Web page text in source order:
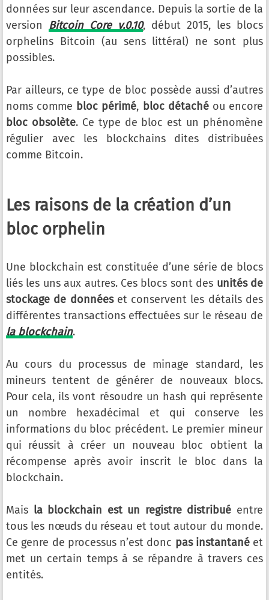
données sur leur ascendance. Depuis la sortie de la
version Bitcoin Core v.0.10, début 2015, les blocs
orphelins Bitcoin (au sens littéral) ne sont plus
possibles.
Par ailleurs, ce type de bloc possède aussi d’autres
noms comme bloc périmé, bloc détachéou encore
bloc obsolète. Ce type de bloc est un phénomène
régulier avec les blockchains dites distribuées
comme Bitcoin.
Les raisons de la création d’un
bloc orphelin
Une blockchain est constituée d’une série de blocs
liés les uns aux autres. Ces blocs sont des unités de
stockage de donnéeset conservent les détails des
différentes transactions effectuées sur le réseau de
la blockchain.
Au cours du processus de minage standard, les
mineurs tentent de générer de nouveaux blocs.
Pour cela, ils vont résoudre un hash qui représente
un nombre hexadécimal et qui conserve les
informations du bloc précédent. Le premier mineur
qui réussit à créer un nouveau bloc obtient la
récompense après avoir inscrit le bloc dans la
blockchain.
Mais la blockchain est un registre distribué entre
tous les nœuds du réseau et tout autour du monde.
Ce genre de processus n’est donc pas instantanéet
met un certain temps à se répandre à travers ces
entités.